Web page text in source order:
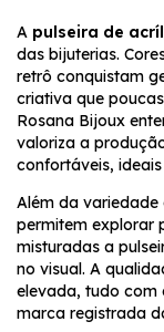
A pulseira de
das bijuterias.
retrô conquistam
criativa que
Rosana Bijoux
valoriza a
confortáveis,
Além da variedade
permitem explorar
misturadas a
no visual. A
elevada, tudo com
marca registrada